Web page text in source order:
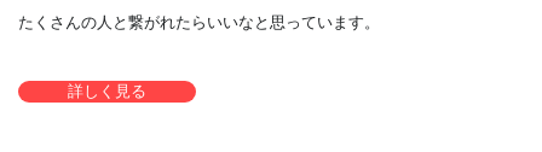
たくさんの人と繋がれたらいいなと思っています。
詳しく見る